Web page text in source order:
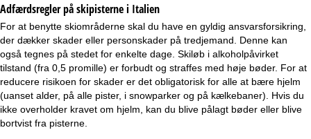
Adfærdsregler på skipisterne i Italien
For at benytte skiområderne skal du have en gyldig ansvarsforsikring,
der dækker skader eller personskader på tredjemand. Denne kan
også tegnes på stedet for enkelte dage. Skiløb i alkoholpåvirket
tilstand (fra 0,5 promille) er forbudt og straffes med høje bøder. For at
reducere risikoen for skader er det obligatorisk for alle at bære hjelm
(uanset alder, på alle pister, i snowparker og på kælkebaner). Hvis du
ikke overholder kravet om hjelm, kan du blive pålagt bøder eller blive
bortvist fra pisterne.